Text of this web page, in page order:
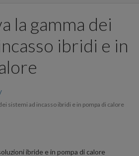
la gamma dei
ibridi e in
sistemi ad incasso ibridi e in pompa di calore
ibride e in pompa di calore